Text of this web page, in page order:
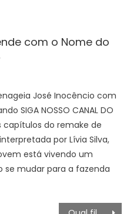
com o Nome do
José Inocêncio com
SIGA NOSSO CANAL DO
capítulos do remake de
por Lívia Silva,
está vivendo um
mudar para a fazenda